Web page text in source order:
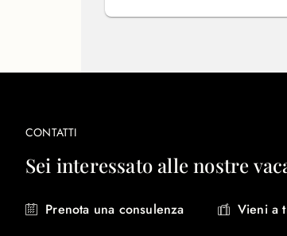
CONTATTI
Sei interessato alle nostre
Prenota una consulenza Vieni a